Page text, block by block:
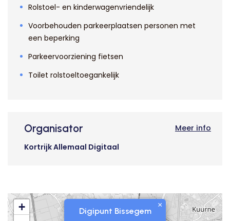
Rolstoel- en kinderwagenvriendelijk
Voorbehouden parkeerplaatsen personen met
een beperking
Parkeervoorziening fietsen
Toilet rolstoeltoegankelijk
Organisator
Kortrijk Allemaal Digitaal
Meer info
Digipunt Bissegem
×
+